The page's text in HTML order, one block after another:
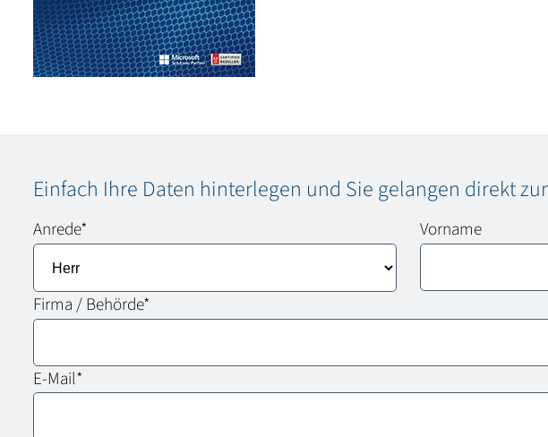
Einfach Ihre Daten hinterlegen und Sie gelangen direkt
Anrede* Vorname
Firma / Behörde*
E-Mail*